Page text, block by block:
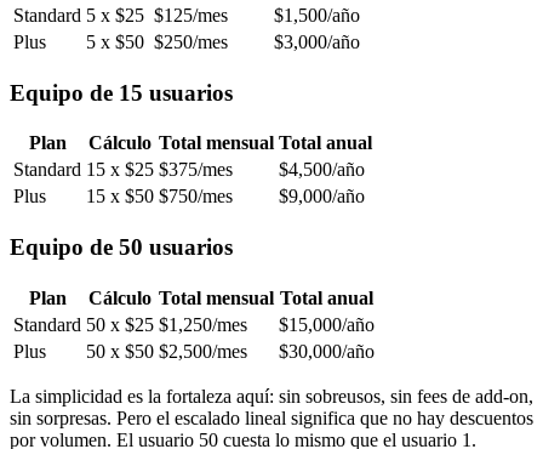
Standard 5 x $25 $125/mes
$1,500/año
Plus
5 x $50 $250/mes $3,000/año
Equipo de 15 usuarios
Plan Cálculo Total mensual Total anual
Standard 15 x $25 $375/mes
$4,500/año
Plus
15 x $50 $750/mes $9,000/año
Equipo de 50 usuarios
Plan Cálculo Total mensual Total anual
Standard 50 x $25 $1,250/mes
$15,000/año
Plus
50 x $50 $2,500/mes $30,000/año
La simplicidad es la fortaleza aquí: sin sobreusos, sin fees de add-on,
sin sorpresas. Pero el escalado lineal significa que no hay descuentos
por volumen. El usuario 50 cuesta lo mismo que el usuario 1.